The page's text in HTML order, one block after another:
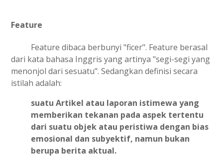
Feature
Feature dibaca berbunyi "ficer". Feature berasal
dari kata bahasa Inggris yang artinya "segi-segi yang
menonjol dari sesuatu". Sedangkan definisi secara
istilah adalah:
suatu Artikel atau laporan istimewa yang
memberikan tekanan pada aspek tertentu
dari suatu objek atau peristiwa dengan bias
emosional dan subyektif, namun bukan
berupa berita aktual.